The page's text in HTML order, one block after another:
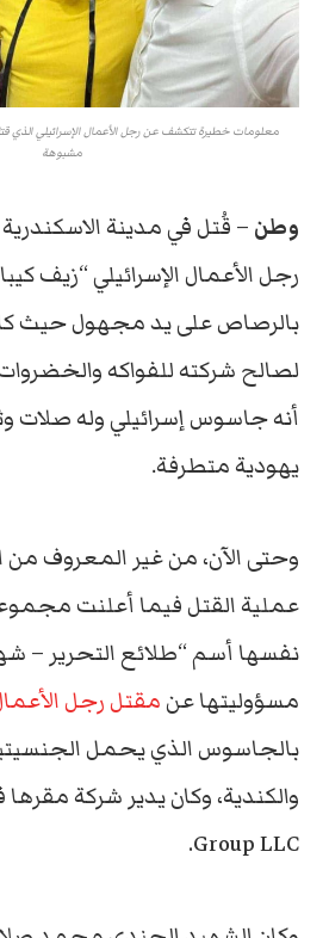
معلومات خطيرة تتكشف عن رجل الأعمال الإسرائيلي
مشبوهة
وطن – قُتل في مدينة
رجل الأعمال الإسرائيلي “زيف
بالرصاص على يد مجهول حيث
لصالح شركته للفواكه
أنه جاسوس إسرائيلي وله
يهودية متطرفة.
وحتى الآن، من غير المعروف
عملية القتل فيما أعلنت
نفسها أسم “طلائع التحرير –
مسؤوليتها عنمقتل رجل
بالجاسوس الذي يحمل الجنسيتين
Group LLC.